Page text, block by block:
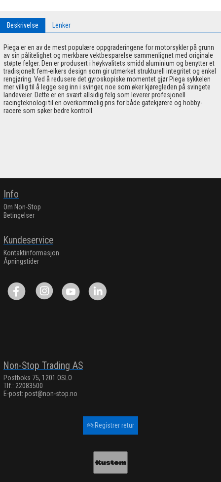
Beskrivelse Lenker
Piega er en av de mest populære oppgraderingene for motorsykler på grunn
av sin pålitelighet og merkbare vektbesparelse sammenlignet med originale
støpte felger. Den er produsert i høykvalitets smidd aluminium og benytter et
tradisjonelt fem-eikers design som gir utmerket strukturell integritet og enkel
rengjøring. Ved å redusere det gyroskopiske momentet gjør Piega sykkelen
mer villig til å legge seg inn i svinger, noe som øker kjøregleden på svingete
landeveier. Dette er en svært allsidig felg som leverer profesjonell
racingteknologi til en overkommelig pris for både gatekjørere og hobby-
racere som søker bedre kontroll.
Info
Om Non-Stop
Betingelser
Kundeservice
Kontaktinformasjon
Åpningstider
Non-Stop Trading AS
Postboks 75, 1201 OSLO
Tlf.: 22083500
E-post: post@non-stop.no
Registrer retur